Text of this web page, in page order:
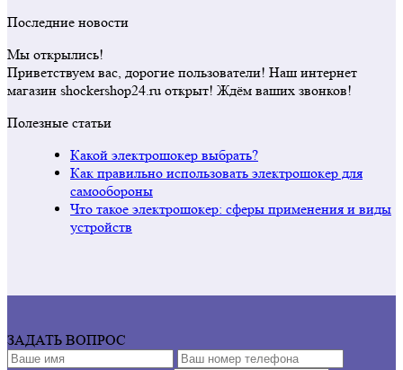
Последние новости
Мы открылись!
Приветствуем вас, дорогие пользователи! Наш интернет
магазин shockershop24.ru открыт! Ждём ваших звонков!
Полезные статьи
Какой электрошокер выбрать?
Как правильно использовать электрошокер для
самообороны
Что такое электрошокер: сферы применения и виды
устройств
ЗАДАТЬ ВОПРОС